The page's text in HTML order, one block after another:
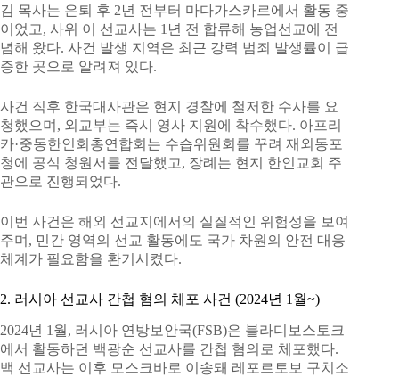
김 목사는 은퇴 후 2년 전부터 마다가스카르에서 활동 중
이었고, 사위 이 선교사는 1년 전 합류해 농업선교에 전
념해 왔다. 사건 발생 지역은 최근 강력 범죄 발생률이 급
증한 곳으로 알려져 있다.
사건 직후 한국대사관은 현지 경찰에 철저한 수사를 요
청했으며, 외교부는 즉시 영사 지원에 착수했다. 아프리
카·중동한인회총연합회는 수습위원회를 꾸려 재외동포
청에 공식 청원서를 전달했고, 장례는 현지 한인교회 주
관으로 진행되었다.
이번 사건은 해외 선교지에서의 실질적인 위험성을 보여
주며, 민간 영역의 선교 활동에도 국가 차원의 안전 대응
체계가 필요함을 환기시켰다.
2. 러시아 선교사 간첩 혐의 체포 사건 (2024년 1월~)
2024년 1월, 러시아 연방보안국(FSB)은 블라디보스토크
에서 활동하던 백광순 선교사를 간첩 혐의로 체포했다.
백 선교사는 이후 모스크바로 이송돼 레포르토보 구치소